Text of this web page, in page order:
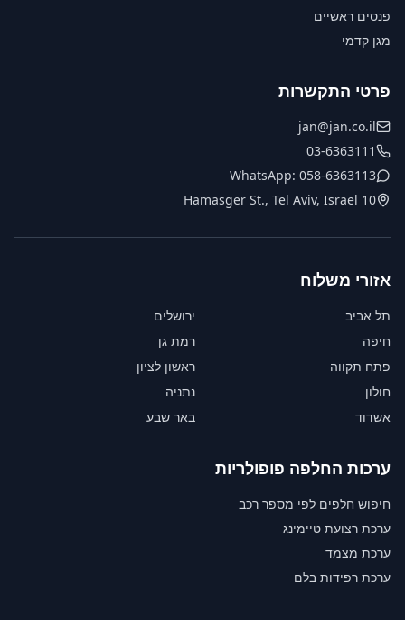
פנסים ראשיים
מגן קדמי
פרטי התקשרות
jan@jan.co.il
03-6363111
WhatsApp: 058-6363113
10 Hamasger St., Tel Aviv, Israel
אזורי משלוח
תל אביב
ירושלים
חיפה
רמת גן
פתח תקווה
ראשון לציון
חולון
נתניה
אשדוד
באר שבע
ערכות החלפה פופולריות
חיפוש חלפים לפי מספר רכב
ערכת רצועת טיימינג
ערכת מצמד
ערכת רפידות בלם